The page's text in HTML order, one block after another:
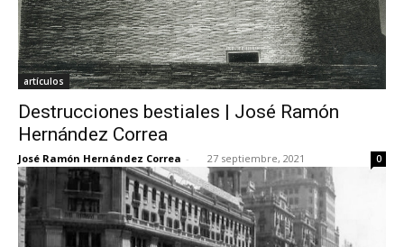
artículos
Destrucciones bestiales | José Ramón
Hernández Correa
José Ramón Hernández Correa - 27 septiembre, 2021 0